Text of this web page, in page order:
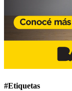
#Etiquetas